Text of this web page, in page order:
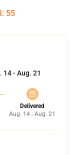
: 54
14 - Aug. 21
Delivered
Aug. 14 - Aug. 21